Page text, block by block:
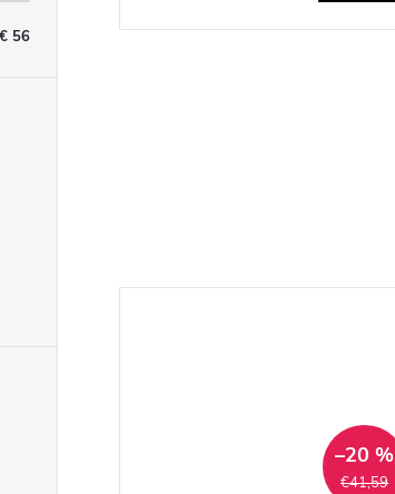
€ 56
€41,59
–20 %